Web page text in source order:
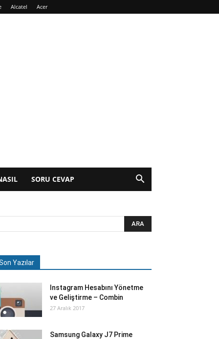
Alcatel Acer
SORU CEVAP
Yazılar
Instagram Hesabını Yönetme
ve Geliştirme – Combin
27 Aralık 2017
Samsung Galaxy J7 Prime